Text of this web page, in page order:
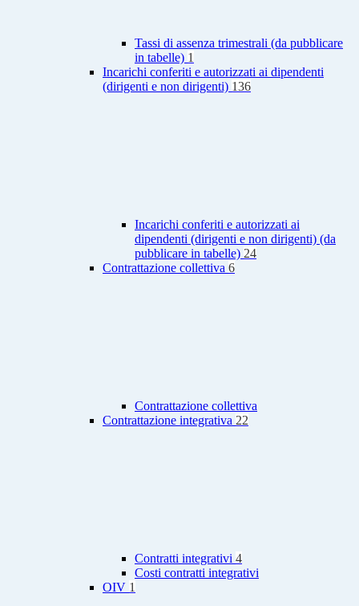
Tassi di assenza trimestrali (da pubblicare
in tabelle) 1
Incarichi conferiti e autorizzati ai dipendenti
(dirigenti e non dirigenti) 136
Incarichi conferiti e autorizzati ai
dipendenti (dirigenti e non dirigenti) (da
pubblicare in tabelle) 24
Contrattazione collettiva 6
Contrattazione collettiva
Contrattazione integrativa 22
Contratti integrativi 4
Costi contratti integrativi
OIV 1